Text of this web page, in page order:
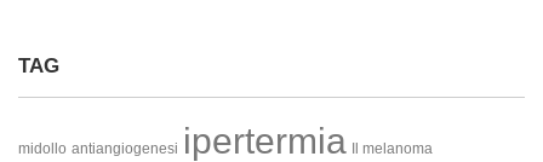
TAG
midollo antiangiogenesi ipertermia
Il melanoma